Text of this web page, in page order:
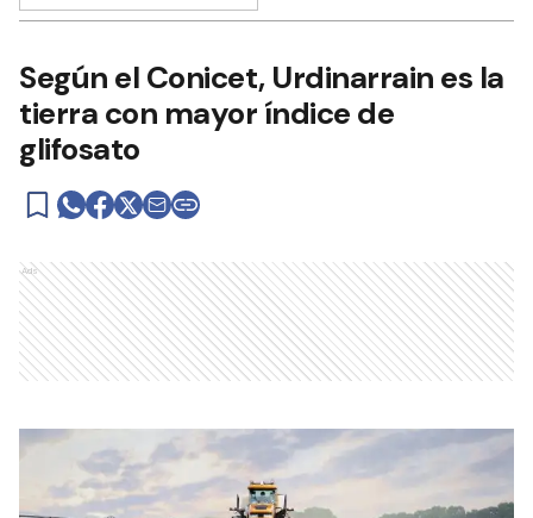
Según el Conicet, Urdinarrain es la
tierra con mayor índice de
glifosato
Ads